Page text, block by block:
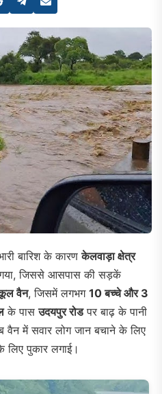
बारिश के कारणकेलवाड़ा क्षेत्र
जिससे आसपास की सड़कें
वैन, जिसमें लगभग 10 बच्चे और 3
के पासउदयपुर रोडपर बाढ़ के पानी
वैन में सवार लोग जान बचाने के लिए
पुकार लगाई।